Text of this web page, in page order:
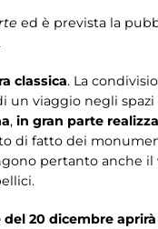
ed è prevista la
classica. La
un viaggio negli
, in gran parte
di fatto dei
pertanto anche
del 20 dicembre